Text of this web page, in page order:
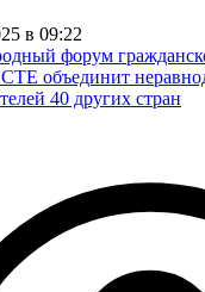
в 09:22
форум
объединит
40 других стран